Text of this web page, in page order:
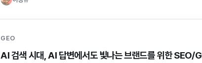
GEO
AI 검색 시대, AI 답변에서도 빛나는 브랜드를 위한 SEO/